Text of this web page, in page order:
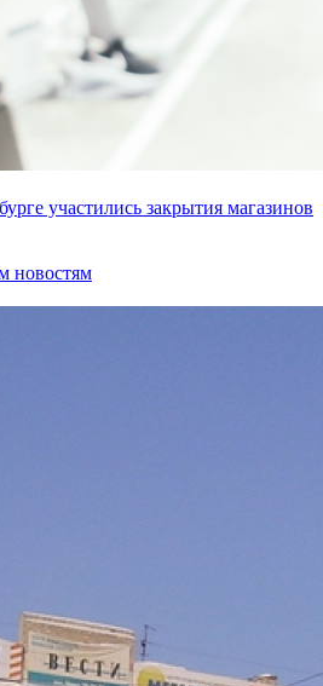
участились закрытия магазинов
новостям